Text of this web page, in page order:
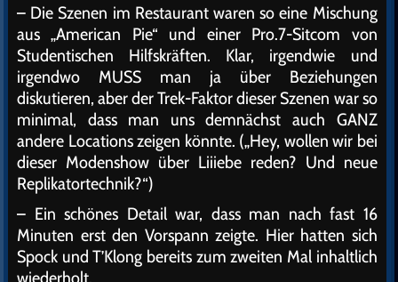
– Die Szenen im Restaurant waren so eine Mischung
aus „American Pie“ und einer Pro.7-Sitcom von
Studentischen Hilfskräften. Klar, irgendwie und
irgendwo MUSS man ja über Beziehungen
diskutieren, aber der Trek-Faktor dieser Szenen war so
minimal, dass man uns demnächst auch GANZ
andere Locations zeigen könnte. („Hey, wollen wir bei
dieser Modenshow über Liiiebe reden? Und neue
Replikatortechnik?“)
– Ein schönes Detail war, dass man nach fast 16
Minuten erst den Vorspann zeigte. Hier hatten sich
Spock und T’Klong bereits zum zweiten Mal inhaltlich
wiederholt.